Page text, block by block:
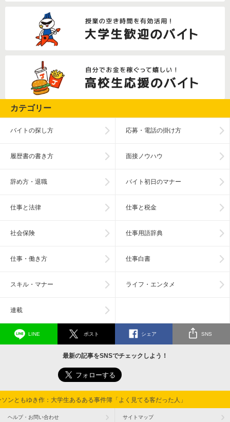
カテゴリー
バイトの探し方 応募・電話の掛け方
履歴書の書き方 面接ノウハウ
辞め方・退職 バイト初日のマナー
仕事と法律 仕事と税金
社会保険 仕事用語辞典
仕事・働き方 仕事白書
スキル・マナー ライフ・エンタメ
連載
LINE ポスト シェア SNS
最新の記事をSNSでチェックしよう！
ンともゆき作：大学生あるある事件簿「よく見てる客だった人」
ヘルプ・お問い合わせ サイトマップ